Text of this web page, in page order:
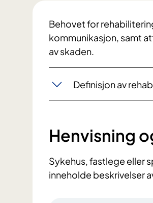
Behovet for
kommunikasjon, samt
av skaden.
Definisjon av
Henvisning
Sykehus, fastlege eller
inneholde beskrivelser